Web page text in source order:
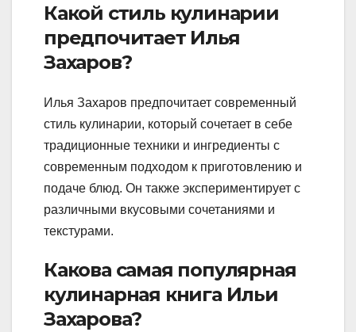
Какой стиль кулинарии
предпочитает Илья
Захаров?
Илья Захаров предпочитает современный
стиль кулинарии, который сочетает в себе
традиционные техники и ингредиенты с
современным подходом к приготовлению и
подаче блюд. Он также экспериментирует с
различными вкусовыми сочетаниями и
текстурами.
Какова самая популярная
кулинарная книга Ильи
Захарова?